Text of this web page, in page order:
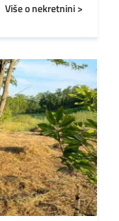
Više o nekretnini >